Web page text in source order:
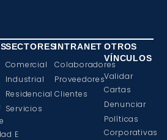
E
SECTORES
Comercial
Industrial
Residencial
Servicios
INTRANET
Colaboradores
Proveedores
Clientes
OTROS
VÍNCULOS
Validar
Cartas
Denunciar
Políticas
Corporativas